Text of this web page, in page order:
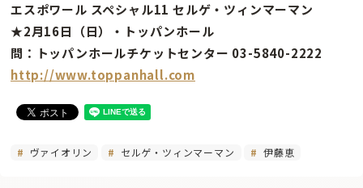
エスポワール スペシャル11 セルゲ・ツィンマーマン
★2月16日（日）・トッパンホール
問：トッパンホールチケットセンター 03-5840-2222
http://www.toppanhall.com
ヴァイオリン セルゲ・ツィンマーマン 伊藤恵